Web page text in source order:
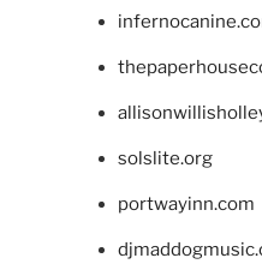
solslite.org
portwayinn.com